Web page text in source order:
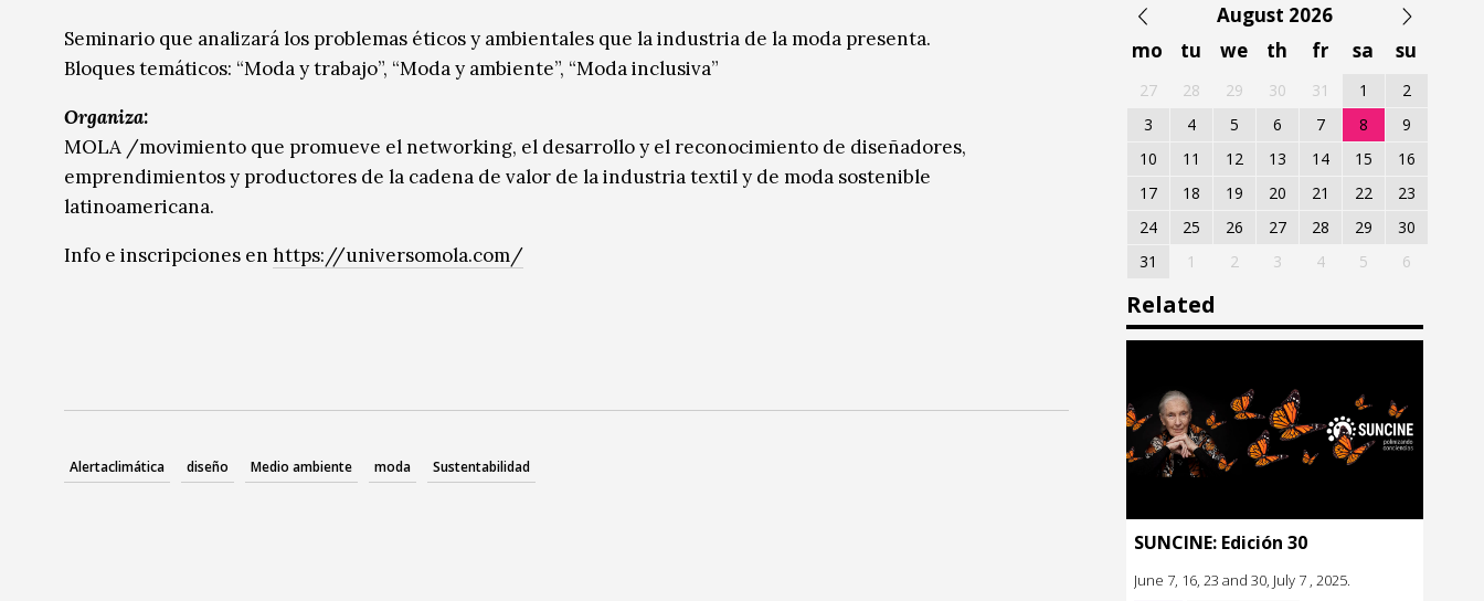
Música
Música
Sin categoría Sin categoría
Seminario que analizará los problemas éticos y ambientales que la industria de la moda presenta.
Bloques temáticos: “Moda y trabajo”, “Moda y ambiente”, “Moda inclusiva”
Organiza:
MOLA /movimiento que promueve el networking, el desarrollo y el reconocimiento de diseñadores,
emprendimientos y productores de la cadena de valor de la industria textil y de moda sostenible
latinoamericana.
Info e inscripciones en https://universomola.com/
Alertaclimática diseño Medio ambiente moda Sustentabilidad
August 2026
mo
tu we th fr sa su
27 28 29 30 31 1
2
3
4 5 6 7 8
9
10
11 12 13 14 15
16
17
18 19 20 21 22
23
24
25 26 27 28 29
30
31
1 2 3 4 5 6
Related
SUNCINE: Edición 30
June 7, 16, 23 and 30, July 7 , 2025.